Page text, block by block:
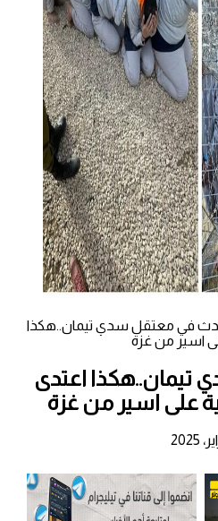
في معتقل سدي تيمان..هكذا
اسير من غزة
اعتدى
على اسير من غزة